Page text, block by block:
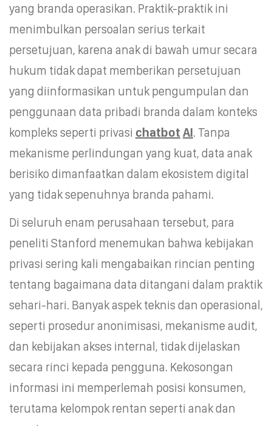
yang branda operasikan. Praktik-praktik ini
menimbulkan persoalan serius terkait
persetujuan, karena anak di bawah umur secara
hukum tidak dapat memberikan persetujuan
yang diinformasikan untuk pengumpulan dan
penggunaan data pribadi branda dalam konteks
kompleks seperti privasi chatbot AI. Tanpa
mekanisme perlindungan yang kuat, data anak
berisiko dimanfaatkan dalam ekosistem digital
yang tidak sepenuhnya branda pahami.
Di seluruh enam perusahaan tersebut, para
peneliti Stanford menemukan bahwa kebijakan
privasi sering kali mengabaikan rincian penting
tentang bagaimana data ditangani dalam praktik
sehari-hari. Banyak aspek teknis dan operasional,
seperti prosedur anonimisasi, mekanisme audit,
dan kebijakan akses internal, tidak dijelaskan
secara rinci kepada pengguna. Kekosongan
informasi ini memperlemah posisi konsumen,
terutama kelompok rentan seperti anak dan